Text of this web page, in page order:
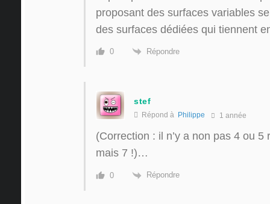
proposant des surfaces variables
des surfaces dédiées qui tiennent
0 Répondre
stef
Répond à Philippe 1 année
(Correction : il n’y a non pas 4 ou
mais 7 !)…
0 Répondre